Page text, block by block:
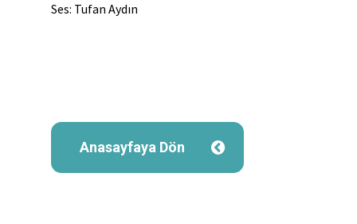
Ses: Tufan Aydın
Anasayfaya Dön